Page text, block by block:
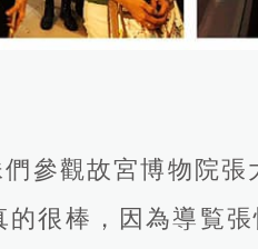
參觀故宮博物院
的很棒，因為導覧